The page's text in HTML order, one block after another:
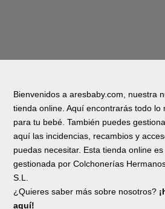
Bienvenidos a aresbaby.com, nuestra
tienda online. Aquí encontrarás todo lo
para tu bebé. También puedes
aquí las incidencias, recambios y
puedas necesitar. Esta tienda online es
gestionada por Colchonerías
S.L.
¿Quieres saber más sobre nosotros?
aquí!